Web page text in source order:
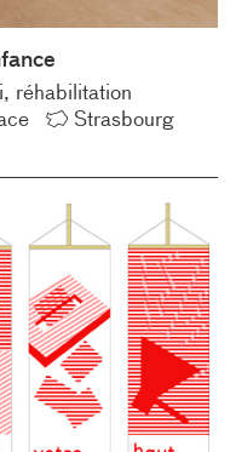
réhabilitation
Lieu
Strasbourg